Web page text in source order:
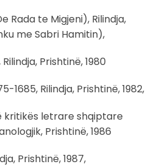
Rada te Migjeni), Rilindja,
me Sabri Hamitin),
Prishtinë, 1980
1685, Rilindja, Prishtinë, 1982,
kritikës letrare shqiptare
Prishtinë, 1986
Prishtinë, 1987,